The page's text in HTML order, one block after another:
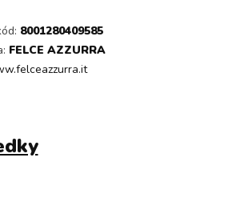
8001280409585
FELCE AZZURRA